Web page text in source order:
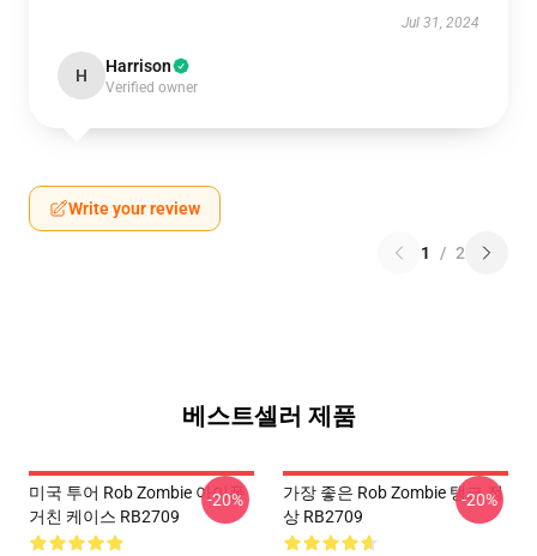
Jul 31, 2024
H Harrison
Verified owner
Write your review
1 / 2
베스트셀러 제품
미국 투어 Rob Zombie 아이폰
거친 케이스 RB2709
-20%
가장 좋은 Rob Zombie 탱크 정
상 RB2709
-20%